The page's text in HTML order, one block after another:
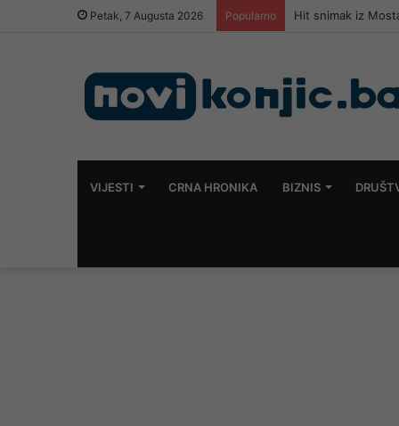
Petak, 7 Augusta 2026 Popularno Hit snimak iz
VIJESTI CRNA HRONIKA BIZNIS